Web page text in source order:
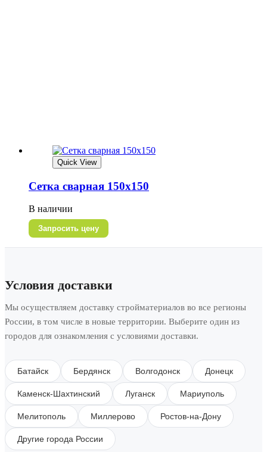
Quick View
Сетка сварная 150х150
В наличии
Запросить цену
Условия доставки
Мы осуществляем доставку стройматериалов во все регионы
России, в том числе в новые территории. Выберите один из
городов для ознакомления с условиями доставки.
Батайск Бердянск Волгодонск Донецк
Каменск-Шахтинский Луганск Мариуполь
Мелитополь Миллерово Ростов-на-Дону
Другие города России